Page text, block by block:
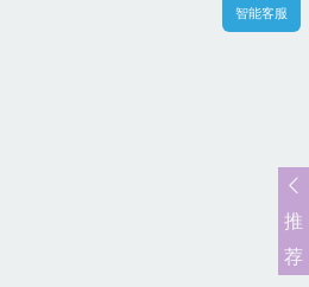
智能客服